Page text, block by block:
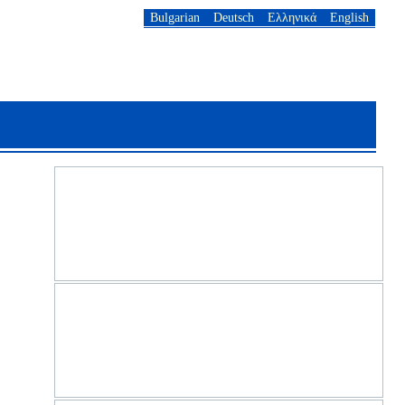
Bulgarian Deutsch Ελληνικά English